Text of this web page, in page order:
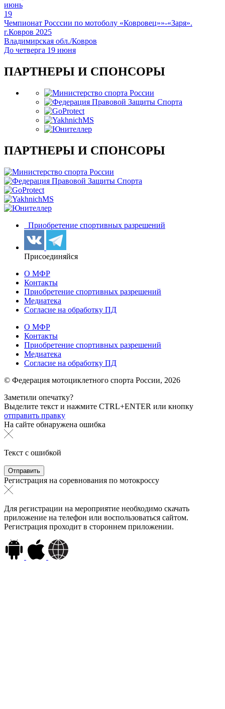
июнь
19
Чемпионат Росссии по мотоболу «Ковровец»»-«Заря».
г.Ковров 2025
Владимирская обл./Ковров
До четверга 19 июня
ПАРТНЕРЫ И СПОНСОРЫ
ПАРТНЕРЫ И СПОНСОРЫ
Приобретение спортивных разрешений
Присоединяйся
О МФР
Контакты
Приобретение спортивных разрешений
Медиатека
Согласие на обработку ПД
О МФР
Контакты
Приобретение спортивных разрешений
Медиатека
Согласие на обработку ПД
© Федерация мотоциклетного спорта России, 2026
Заметили опечатку?
Выделите текст и нажмите CTRL+ENTER или кнопку
отправить правку
На сайте обнаружена ошибка
Текст с ошибкой
Регистрация на соревнования по мотокроссу
Для регистрации на мероприятие необходимо скачать
приложение на телефон или воспользоваться сайтом.
Регистрация проходит в стороннем приложении.